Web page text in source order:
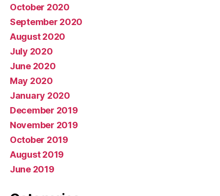
October 2020
September 2020
August 2020
July 2020
June 2020
May 2020
January 2020
December 2019
November 2019
October 2019
August 2019
June 2019